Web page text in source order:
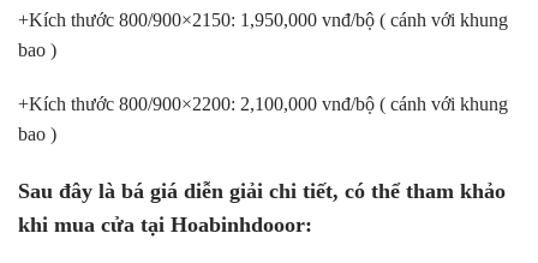
+Kích thước 800/900×2150: 1,950,000 vnđ/bộ ( cánh với khung
bao )
+Kích thước 800/900×2200: 2,100,000 vnđ/bộ ( cánh với khung
bao )
Sau đây là bá giá diễn giải chi tiết, có thể tham khảo
khi mua cửa tại Hoabinhdooor: